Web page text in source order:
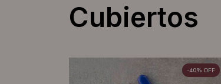
Cubiertos
-40% OFF